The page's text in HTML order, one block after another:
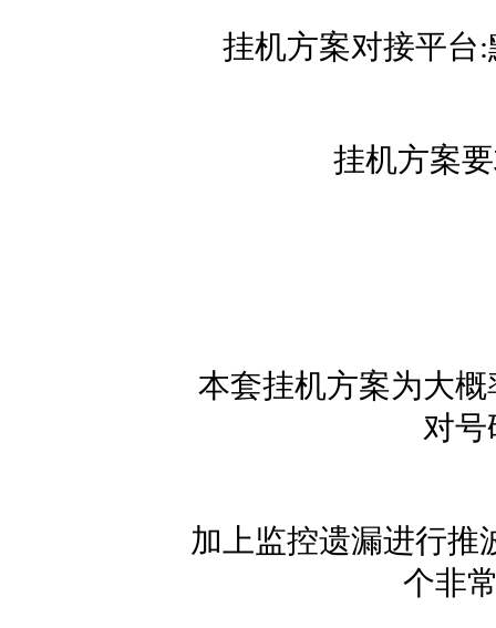
挂机方案对接平台
挂机方案
本套挂机方案为大
对号
加上监控遗漏进行推
个非